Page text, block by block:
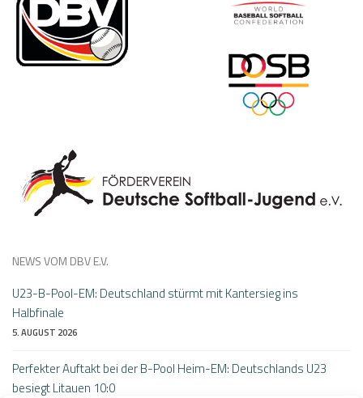
NEWS VOM DBV E.V.
U23-B-Pool-EM: Deutschland stürmt mit Kantersieg ins
Halbfinale
5. AUGUST 2026
Perfekter Auftakt bei der B-Pool Heim-EM: Deutschlands U23
besiegt Litauen 10:0